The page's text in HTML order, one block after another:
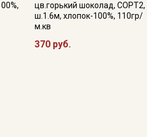
цв.горький шоколад, СОРТ2,
ш.1.6м, хлопок-100%, 110гр/
м.кв
370 руб.